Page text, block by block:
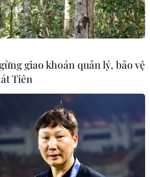
giao khoán quản lý, bảo vệ
Tiên